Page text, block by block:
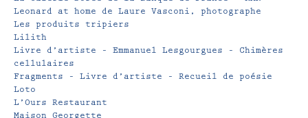
Leonard at home de Laure Vasconi, photographe
Les produits tripiers
Lilith
Livre d’artiste – Emmanuel Lesgourgues – Chimères
cellulaires
Fragments – Livre d’artiste – Recueil de poésie
Loto
L’Ours Restaurant
Maison Georgette